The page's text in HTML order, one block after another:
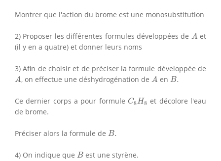
Montrer que l'action du brome est une monosubstitution
2) Proposer les différentes formules développées de A
A et
(il y en a quatre) et donner leurs noms
3) Afin de choisir et de préciser la formule développée de
A
A, on effectue une déshydrogénation de A
A en B.
B.
Ce dernier corps a pour formule C8H8
C8 H et décolore l'eau
de brome.
Préciser alors la formule de B.
B.
4) On indique que B
B est une styrène.